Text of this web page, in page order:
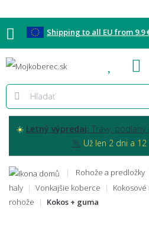
Shipping to all EU from 9.9
Blog Kontakt
☀️ Letný výpredaj: Trávy,
%. Už len 2 dni a 12
Rohože a predložky
haly
Vonkajšie koberce
rohože
Kokos + guma